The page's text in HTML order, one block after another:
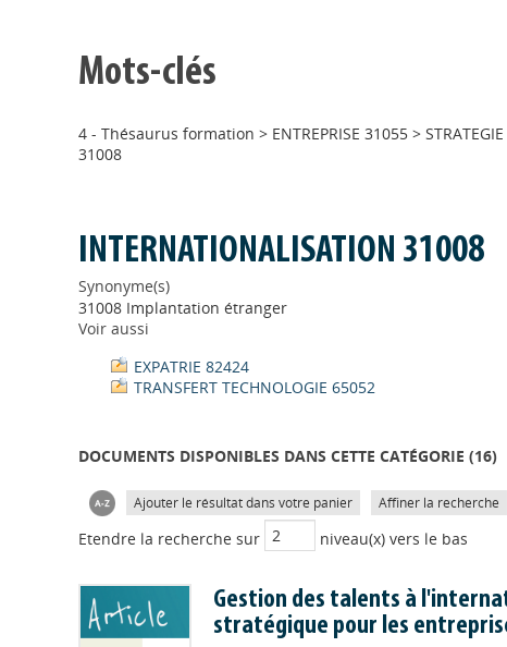
Mots-clés
4 - Thésaurus formation > ENTREPRISE 31055 >
31008
INTERNATIONALISATION 31008
Synonyme(s)
31008 Implantation étranger
Voir aussi
EXPATRIE 82424
TRANSFERT TECHNOLOGIE 65052
DOCUMENTS DISPONIBLES DANS CETTE CATÉGORIE (16)
Ajouter le résultat dans votre panier Affiner la recherche
Etendre la recherche sur niveau(x) vers le bas
Gestion des talents à
stratégique pour les